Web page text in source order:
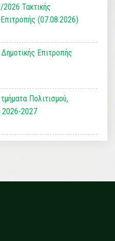
Τακτικής
(07.08.2026)
Επιτροπής
Πολιτισμού,
2026-2027